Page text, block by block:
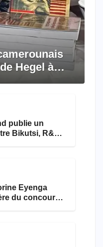
Hegel à
publie un
Bikutsi, R&B
Eyenga
du concours